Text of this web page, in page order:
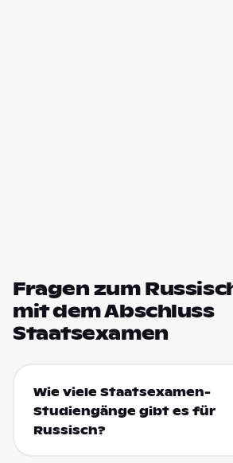
Fragen zum
mit dem Abschluss
Staatsexamen
Wie viele Staatsexamen-
Studiengänge gibt es für
Russisch?